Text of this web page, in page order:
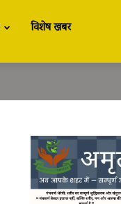
विशेष खबर